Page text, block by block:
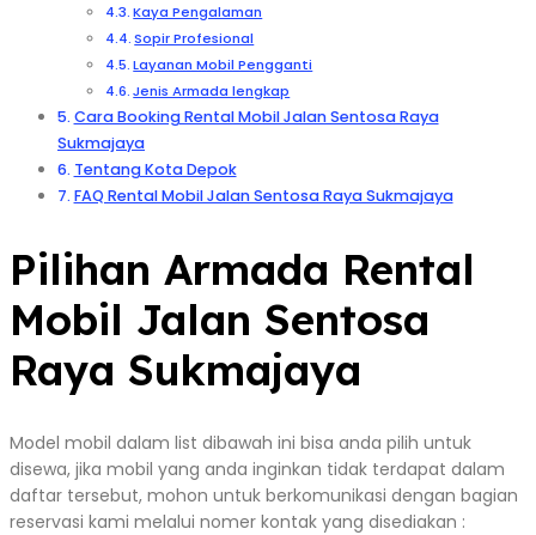
Kaya Pengalaman
Sopir Profesional
Layanan Mobil Pengganti
Jenis Armada lengkap
Cara Booking Rental Mobil Jalan Sentosa Raya
Sukmajaya
Tentang Kota Depok
FAQ Rental Mobil Jalan Sentosa Raya Sukmajaya
Pilihan Armada Rental
Mobil Jalan Sentosa
Raya Sukmajaya
Model mobil dalam list dibawah ini bisa anda pilih untuk
disewa, jika mobil yang anda inginkan tidak terdapat dalam
daftar tersebut, mohon untuk berkomunikasi dengan bagian
reservasi kami melalui nomer kontak yang disediakan :